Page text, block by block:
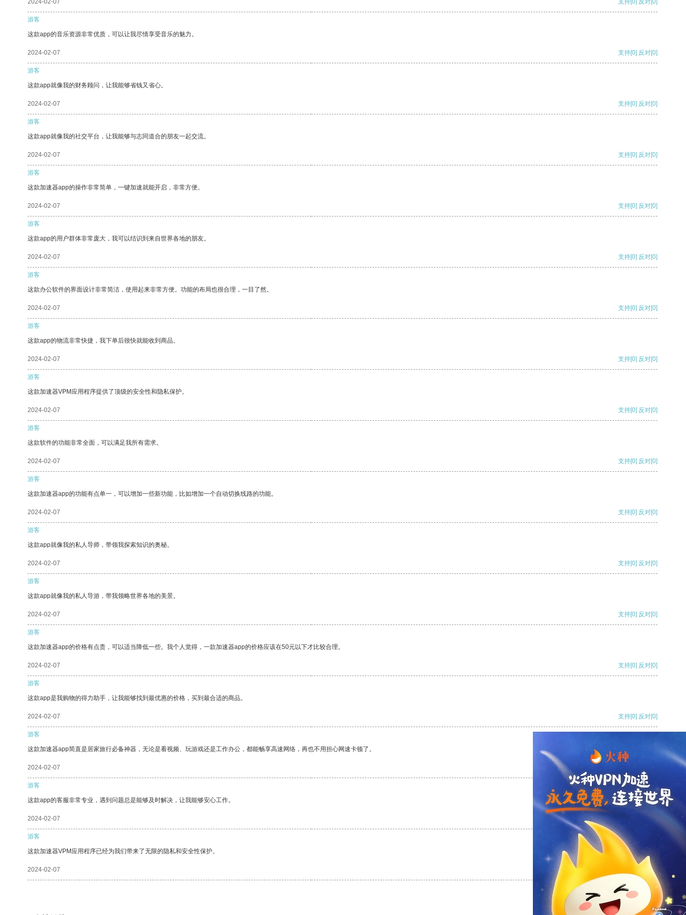
2024-02-07 支持[0] 反对[0]
游客
这款app的音乐资源非常优质，可以让我尽情享受音乐的魅力。
2024-02-07 支持[0] 反对[0]
游客
这款app就像我的财务顾问，让我能够省钱又省心。
2024-02-07 支持[0] 反对[0]
游客
这款app就像我的社交平台，让我能够与志同道合的朋友一起交流。
2024-02-07 支持[0] 反对[0]
游客
这款加速器app的操作非常简单，一键加速就能开启，非常方便。
2024-02-07 支持[0] 反对[0]
游客
这款app的用户群体非常庞大，我可以结识到来自世界各地的朋友。
2024-02-07 支持[0] 反对[0]
游客
这款办公软件的界面设计非常简洁，使用起来非常方便。功能的布局也很合理，一目了然。
2024-02-07 支持[0] 反对[0]
游客
这款app的物流非常快捷，我下单后很快就能收到商品。
2024-02-07 支持[0] 反对[0]
游客
这款加速器VPM应用程序提供了顶级的安全性和隐私保护。
2024-02-07 支持[0] 反对[0]
游客
这款软件的功能非常全面，可以满足我所有需求。
2024-02-07 支持[0] 反对[0]
游客
这款加速器app的功能有点单一，可以增加一些新功能，比如增加一个自动切换线路的功能。
2024-02-07 支持[0] 反对[0]
游客
这款app就像我的私人导师，带领我探索知识的奥秘。
2024-02-07 支持[0] 反对[0]
游客
这款app就像我的私人导游，带我领略世界各地的美景。
2024-02-07 支持[0] 反对[0]
游客
这款加速器app的价格有点贵，可以适当降低一些。我个人觉得，一款加速器app的价格应该在50元以下才比较合理。
2024-02-07 支持[0] 反对[0]
游客
这款app是我购物的得力助手，让我能够找到最优惠的价格，买到最合适的商品。
2024-02-07 支持[0] 反对[0]
游客
这款加速器app简直是居家旅行必备神器，无论是看视频、玩游戏还是工作办公，都能畅享高速网络，再也不用担心网速卡顿了。
2024-02-07
游客
这款app的客服非常专业，遇到问题总是能够及时解决，让我能够安心工作。
2024-02-07 反对
游客
这款加速器VPM应用程序已经为我们带来了无限的隐私和安全性保护。
2024-02-07 反对[0]